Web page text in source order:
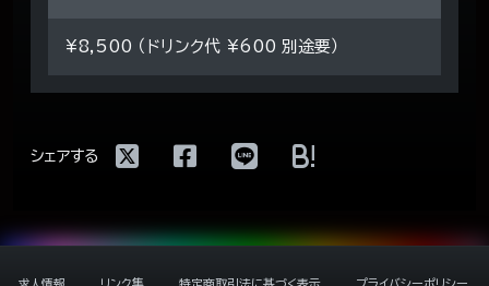
¥8,500 （ドリンク代 ¥600 別途要）
シェアする !